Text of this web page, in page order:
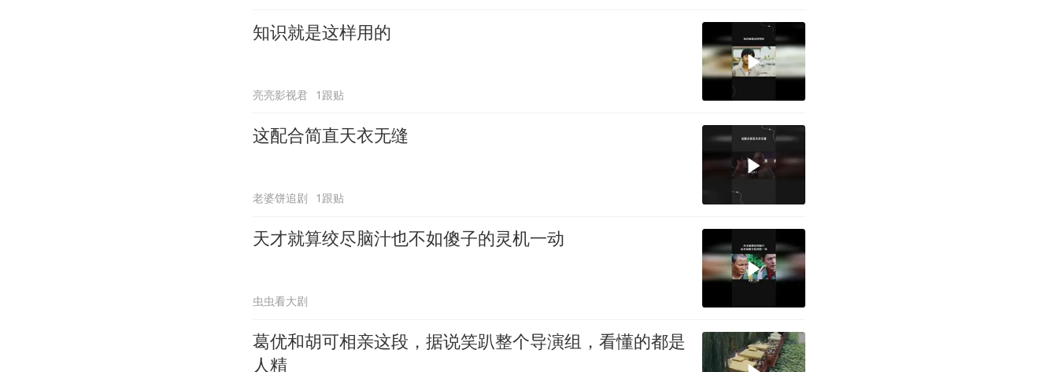
知识就是这样用的
亮亮影视君 1跟贴
这配合简直天衣无缝
老婆饼追剧 1跟贴
天才就算绞尽脑汁也不如傻子的灵机一动
虫虫看大剧
葛优和胡可相亲这段，据说笑趴整个导演组，看懂的都是
人精